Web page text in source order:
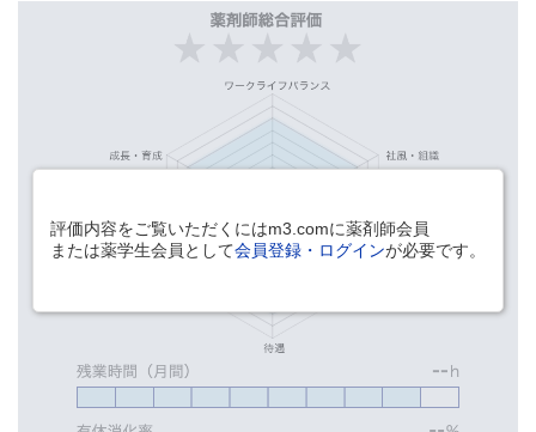
評価内容をご覧いただくにはm3.comに薬剤師会員
または薬学生会員として会員登録・ログインが必要です。